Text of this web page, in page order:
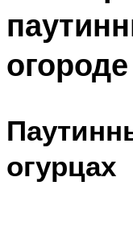
огороде
огурцах